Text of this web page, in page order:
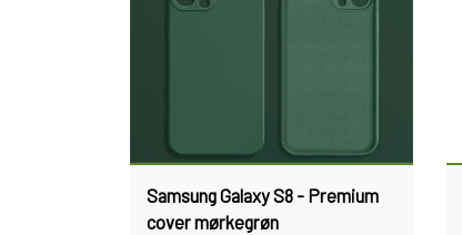
Samsung Galaxy S8 - Premium
cover mørkegrøn